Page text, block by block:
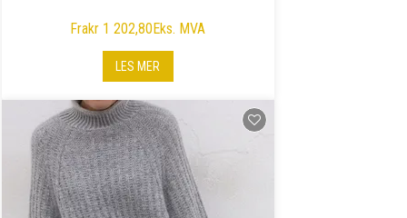
Frakr 1 202,80Eks. MVA
LES MER